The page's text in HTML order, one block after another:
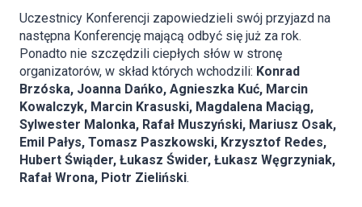
Uczestnicy Konferencji zapowiedzieli swój przyjazd na
następna Konferencję mającą odbyć się już za rok.
Ponadto nie szczędzili ciepłych słów w stronę
organizatorów, w skład których wchodzili: Konrad
Brzóska, Joanna Dańko, Agnieszka Kuć, Marcin
Kowalczyk, Marcin Krasuski, Magdalena Maciąg,
Sylwester Malonka, Rafał Muszyński, Mariusz Osak,
Emil Pałys, Tomasz Paszkowski, Krzysztof Redes,
Hubert Świąder, Łukasz Świder, Łukasz Węgrzyniak,
Rafał Wrona, Piotr Zieliński.